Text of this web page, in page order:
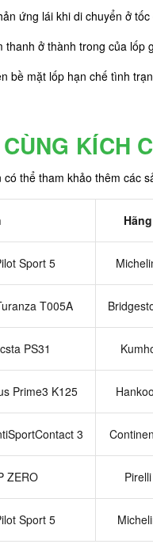
ứng lái khi di chuyển ở
ở thành trong của
bề mặt lốp hạn chế tình
KÍCH
thể tham khảo thêm các
Hãng
Sport 5
T005A
PS31
Prime3 K125
3
ZERO Pirelli
Sport 5